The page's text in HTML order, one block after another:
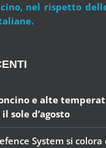
nel rispetto
e alte
sole d’agosto
System si colora